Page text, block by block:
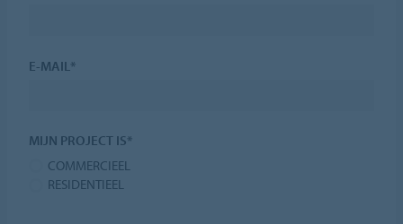
E-MAIL*
MIJN PROJECT IS*
COMMERCIEEL
RESIDENTIEEL